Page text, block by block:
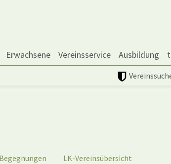
Erwachsene Vereinsservice Ausbildung
Begegnungen LK-Vereinsübersicht